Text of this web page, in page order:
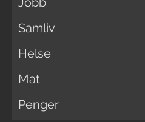
Samliv
Helse
Mat
Penger